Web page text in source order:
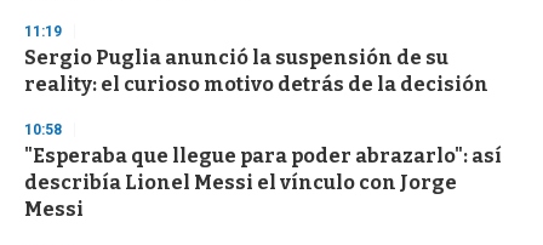
11:19
Sergio Puglia anunció la suspensión de su
reality: el curioso motivo detrás de la decisión
10:58
"Esperaba que llegue para poder abrazarlo": así
describía Lionel Messi el vínculo con Jorge
Messi